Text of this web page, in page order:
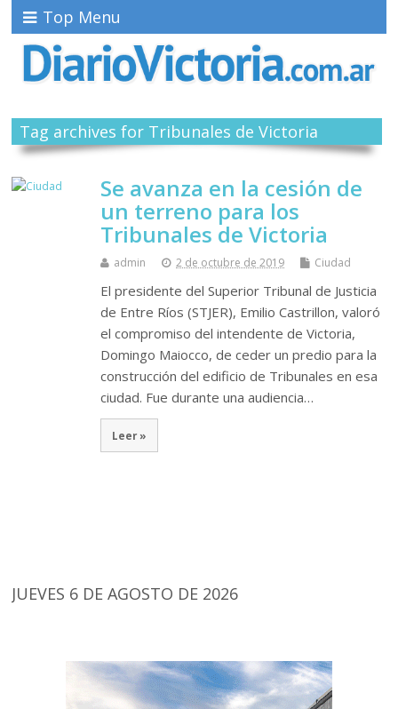
Top Menu
Tag archives for Tribunales de Victoria
Se avanza en la cesión de
un terreno para los
Tribunales de Victoria
admin 2 de octubre de 2019 Ciudad
El presidente del Superior Tribunal de Justicia
de Entre Ríos (STJER), Emilio Castrillon, valoró
el compromiso del intendente de Victoria,
Domingo Maiocco, de ceder un predio para la
construcción del edificio de Tribunales en esa
ciudad. Fue durante una audiencia…
Leer »
JUEVES 6 DE AGOSTO DE 2026